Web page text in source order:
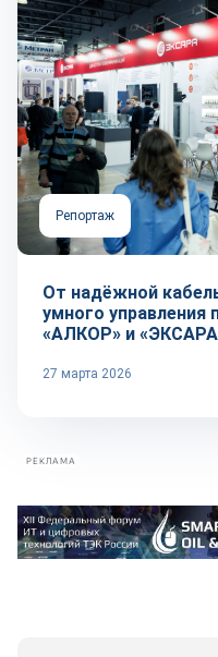
Репортаж
От надёжной
умного управления
«АЛКОР» и
27 марта 2026
РЕКЛАМА